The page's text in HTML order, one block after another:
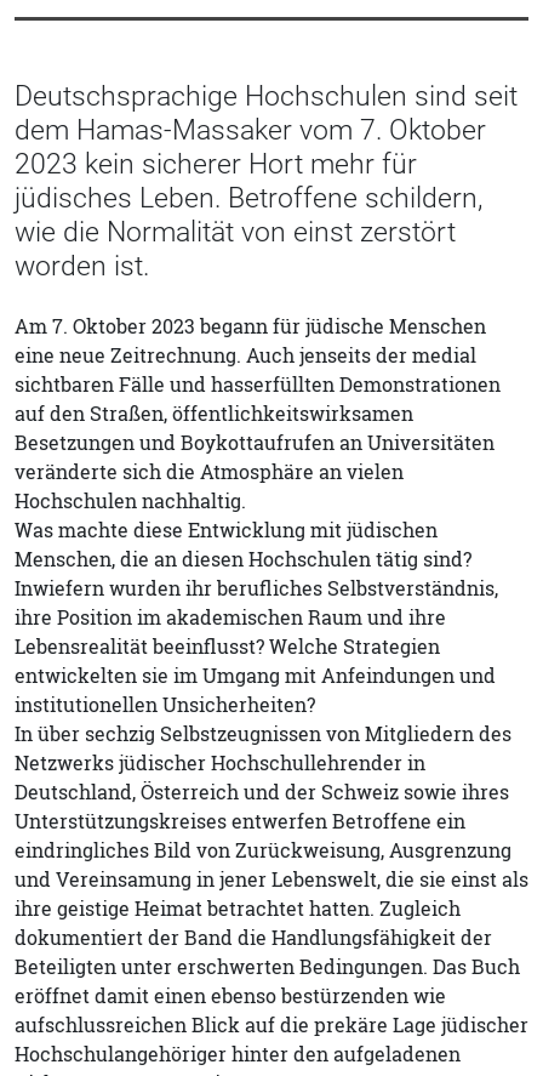
Deutschsprachige Hochschulen sind seit
dem Hamas-Massaker vom 7. Oktober
2023 kein sicherer Hort mehr für
jüdisches Leben. Betroffene schildern,
wie die Normalität von einst zerstört
worden ist.
Am 7. Oktober 2023 begann für jüdische Menschen
eine neue Zeitrechnung. Auch jenseits der medial
sichtbaren Fälle und hasserfüllten Demonstrationen
auf den Straßen, öffentlichkeitswirksamen
Besetzungen und Boykottaufrufen an Universitäten
veränderte sich die Atmosphäre an vielen
Hochschulen nachhaltig.
Was machte diese Entwicklung mit jüdischen
Menschen, die an diesen Hochschulen tätig sind?
Inwiefern wurden ihr berufliches Selbstverständnis,
ihre Position im akademischen Raum und ihre
Lebensrealität beeinflusst? Welche Strategien
entwickelten sie im Umgang mit Anfeindungen und
institutionellen Unsicherheiten?
In über sechzig Selbstzeugnissen von Mitgliedern des
Netzwerks jüdischer Hochschullehrender in
Deutschland, Österreich und der Schweiz sowie ihres
Unterstützungskreises entwerfen Betroffene ein
eindringliches Bild von Zurückweisung, Ausgrenzung
und Vereinsamung in jener Lebenswelt, die sie einst als
ihre geistige Heimat betrachtet hatten. Zugleich
dokumentiert der Band die Handlungsfähigkeit der
Beteiligten unter erschwerten Bedingungen. Das Buch
eröffnet damit einen ebenso bestürzenden wie
aufschlussreichen Blick auf die prekäre Lage jüdischer
Hochschulangehöriger hinter den aufgeladenen